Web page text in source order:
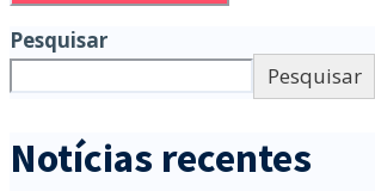
Pesquisar
Pesquisar
Notícias recentes